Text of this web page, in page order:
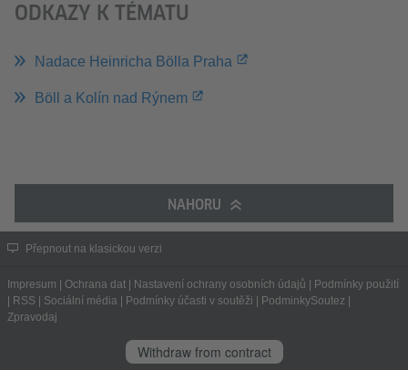
ODKAZY K TÉMATU
Nadace Heinricha Bölla Praha
Böll a Kolín nad Rýnem
NAHORU
Přepnout na klasickou verzi
Impresum Ochrana dat Nastavení ochrany osobních údajů
Podmínky použití
RSS Sociální média Podmínky účasti v soutěži PodminkySoutez
Zpravodaj
Withdraw from contract